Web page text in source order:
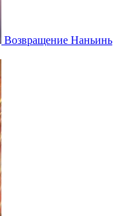
Возвращение Наньинь